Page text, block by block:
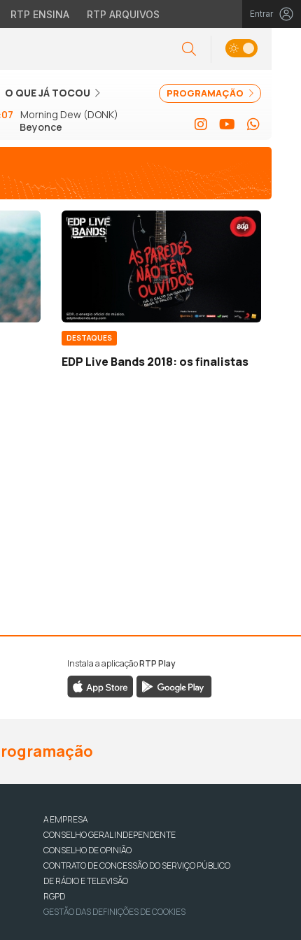
RTP ENSINA RTP ARQUIVOS Entrar
PROGRAMAÇÃO
O QUE JÁ TOCOU
Morning Dew (DONK)
Beyonce
DESTAQUES
EDP Live Bands 2018: os finalistas
Instala a aplicaçãoRTP Play
A EMPRESA
CONSELHO GERAL INDEPENDENTE
CONSELHO DE OPINIÃO
CONTRATO DE CONCESSÃO DO SERVIÇO PÚBLICO
DE RÁDIO E TELEVISÃO
RGPD
GESTÃO DAS DEFINIÇÕES DE COOKIES